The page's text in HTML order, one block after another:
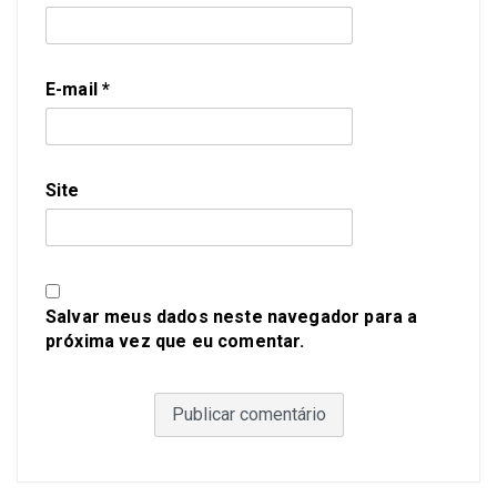
E-mail*
Site
Salvar meus dados neste navegador para a
próxima vez que eu comentar.